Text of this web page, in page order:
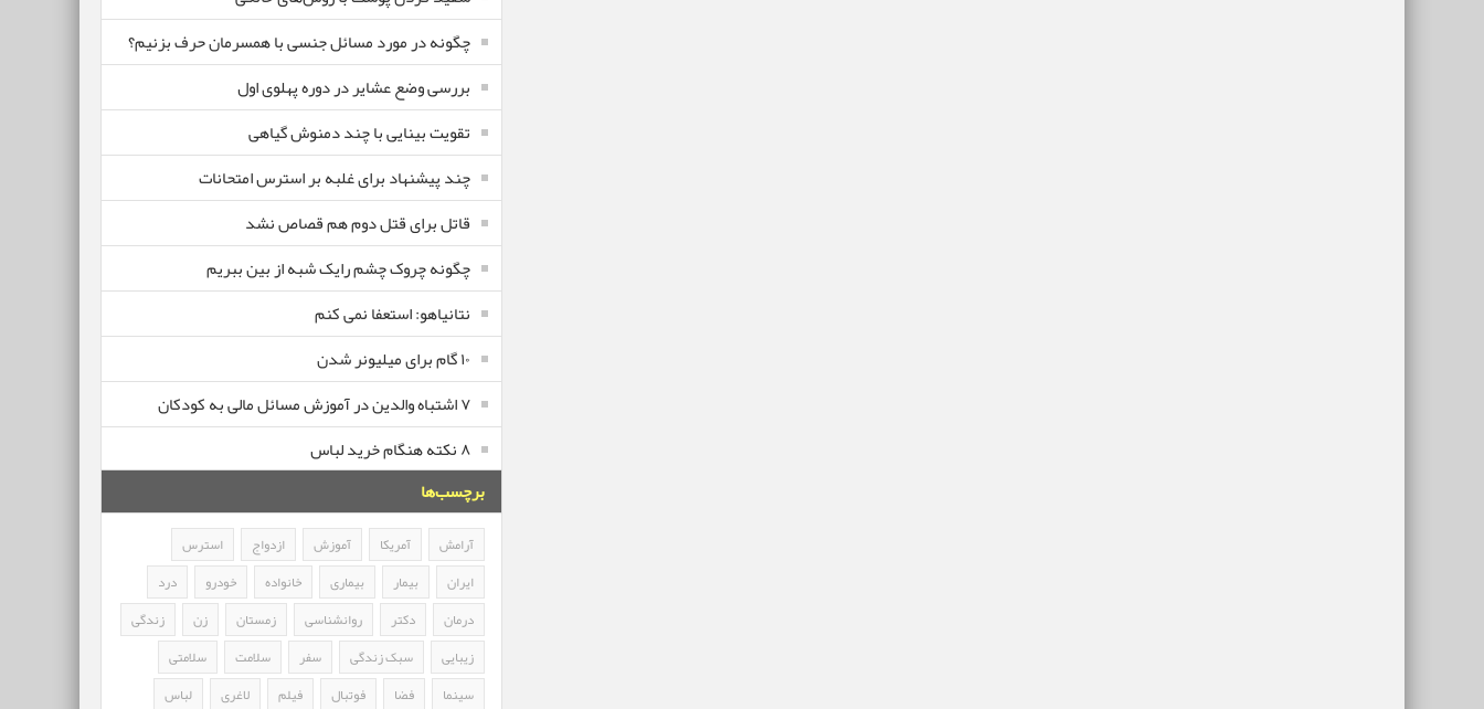
چگونه در مورد مسائل جنسی با همسرمان حرف بزنیم؟
بررسی وضع عشایر در دوره پهلوی اول
تقویت بینایی با چند دمنوش گیاهی
چند پیشنهاد برای غلبه بر استرس امتحانات
قاتل برای قتل دوم هم قصاص نشد
چگونه چروک چشم رایک شبه از بین ببریم
نتانیاهو: استعفا نمی کنم
۱۰ گام برای میلیونر شدن
۷ اشتباه والدین در آموزش مسائل مالی به کودکان
۸ نکته هنگام خرید لباس
برچسب‌ها
آرامش آمریکا آموزش ازدواج
استرس
ایران
بیمار بیماری خانواده خودرو
درد
درمان
دکتر روانشناسی زمستان زن
زندگی
زیبایی
سبک زندگی سفر سلامت
سلامتی
سینما
فضا فوتبال فیلم لاغری
لباس